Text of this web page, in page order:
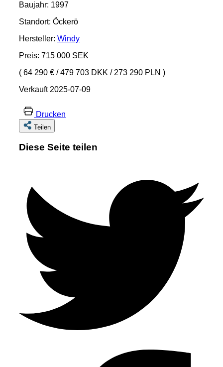
Baujahr: 1997
Standort: Öckerö
Hersteller: Windy
Preis: 715 000 SEK
( 64 290 € /479 703 DKK /273 290 PLN )
Verkauft 2025-07-09
Drucken
Teilen
Diese Seite teilen